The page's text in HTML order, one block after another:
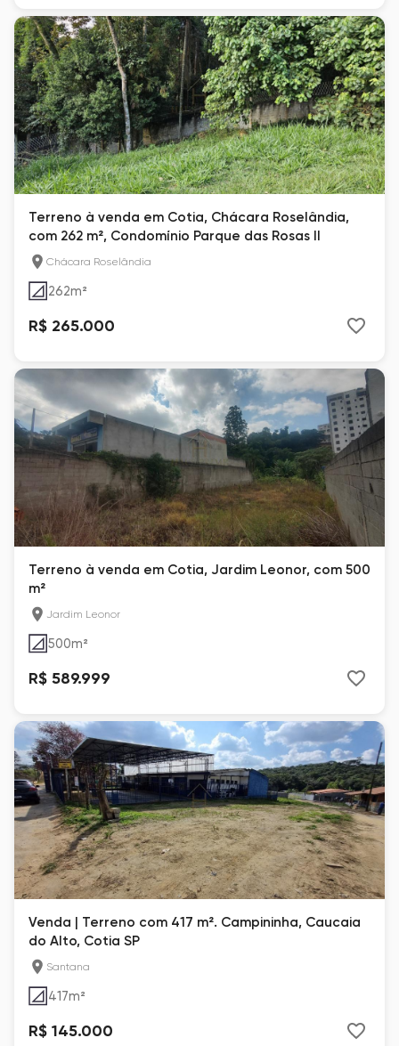
Terreno à venda em Cotia, Chácara Roselândia,
com 262 m², Condomínio Parque das Rosas ll
Chácara Roselândia
262m²
R$ 265.000
Terreno à venda em Cotia, Jardim Leonor, com 500
m²
Jardim Leonor
500m²
R$ 589.999
Venda | Terreno com 417 m². Campininha, Caucaia
do Alto, Cotia SP
Santana
417m²
R$ 145.000